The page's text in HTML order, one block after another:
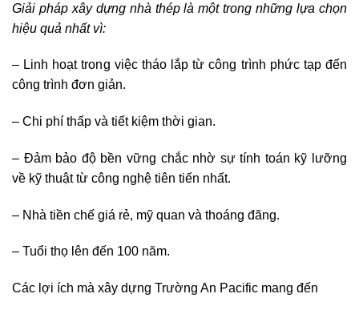
Giải pháp xây dựng nhà thép là một trong những lựa chọn
hiệu quả nhất vì:
– Linh hoạt trong việc tháo lắp từ công trình phức tạp đến
công trình đơn giản.
– Chi phí thấp và tiết kiệm thời gian.
– Đảm bảo độ bền vững chắc nhờ sự tính toán kỹ lưỡng
về kỹ thuật từ công nghệ tiên tiến nhất.
– Nhà tiền chế giá rẻ, mỹ quan và thoáng đãng.
– Tuổi thọ lên đến 100 năm.
Các lợi ích mà xây dựng Trường An Pacific mang đến